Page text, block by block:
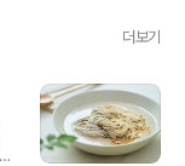
더보기